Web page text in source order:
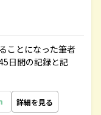
ことになった筆者
日間の記録と記
詳細を見る